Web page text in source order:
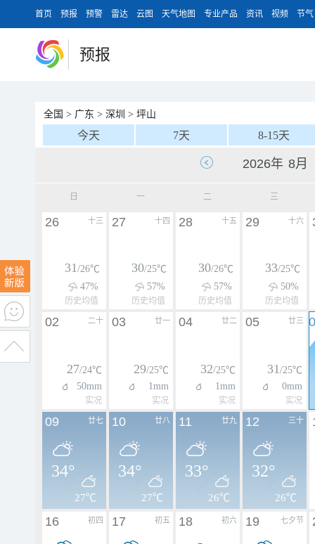
首页 预报 预警 雷达 云图 天气地图 专业产品 资讯 视频 节气
预报
全国 > 广东 > 深圳 > 坪山
今天 7天 8-15天
日 一 二 三
十三
26
31/26℃
47%
历史均值
十四
27
30/25℃
57%
历史均值
十五
28
30/26℃
57%
历史均值
十六
29
33/25℃
50%
历史均值
二十
02
27/24℃
50mm
实况
廿一
03
29/25℃
1mm
实况
廿二
04
32/25℃
1mm
实况
廿三
05
31/25℃
0mm
实况
廿七
09
34°
27℃
廿八
10
34°
27℃
廿九
11
33°
26℃
三十
12
32°
26℃
初四
16 初五
17 初六
18 七夕节
19